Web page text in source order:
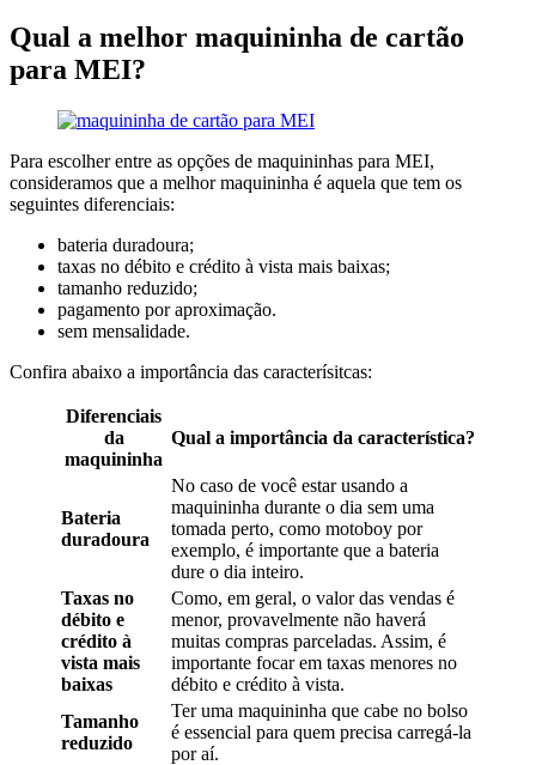
Qual a melhor maquininha de cartão
para MEI?
Para escolher entre as opções de maquininhas para MEI,
consideramos que a melhor maquininha é aquela que tem os
seguintes diferenciais:
bateria duradoura;
taxas no débito e crédito à vista mais baixas;
tamanho reduzido;
pagamento por aproximação.
sem mensalidade.
Confira abaixo a importância das caracterísitcas:
Diferenciais
da
maquininha
Qual a importância da característica?
Bateria
duradoura
No caso de você estar usando a
maquininha durante o dia sem uma
tomada perto, como motoboy por
exemplo, é importante que a bateria
dure o dia inteiro.
Taxas no
débito e
crédito à
vista mais
baixas
Como, em geral, o valor das vendas é
menor, provavelmente não haverá
muitas compras parceladas. Assim, é
importante focar em taxas menores no
débito e crédito à vista.
Tamanho
reduzido
Ter uma maquininha que cabe no bolso
é essencial para quem precisa carregá-la
por aí.